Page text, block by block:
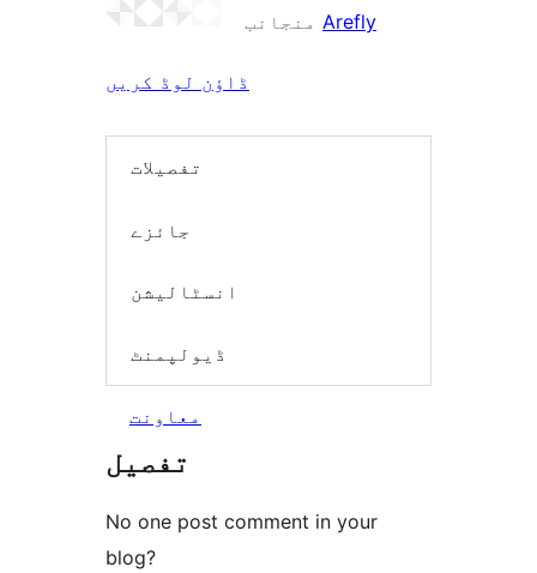
Arefly
ڈاؤن لوڈ کریں
تفصیلات
جائزے
انسٹالیشن
ڈیولپمنٹ
معاونت
تفصیل
No one post comment in your
blog?